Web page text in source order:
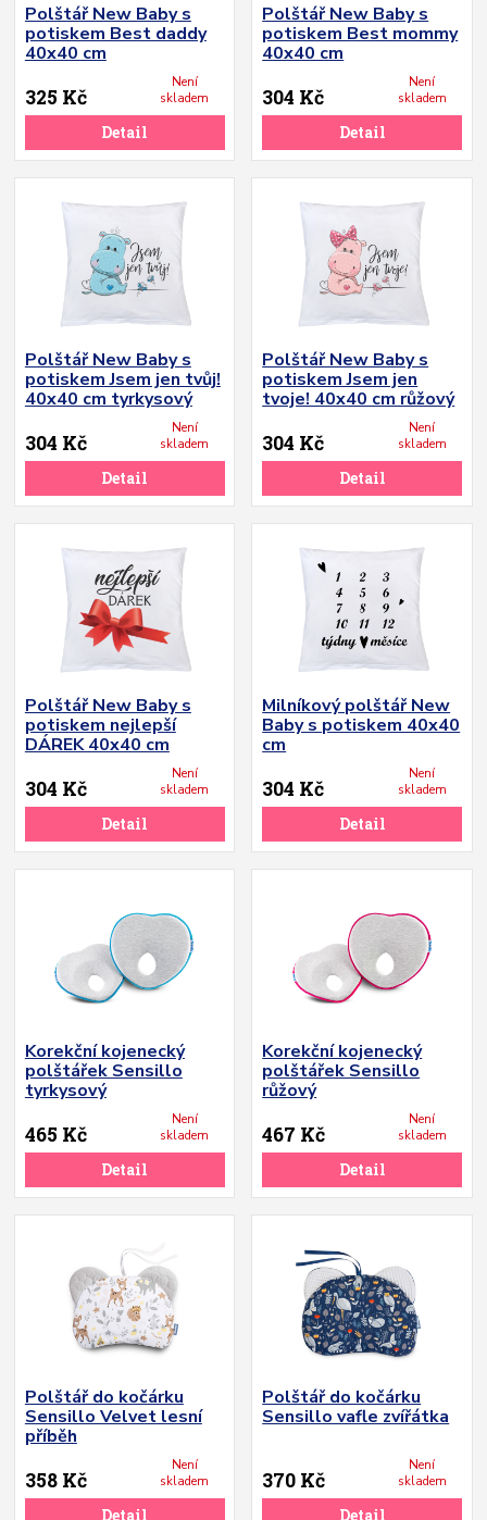
Polštář New Baby s
potiskem Best daddy
40x40 cm
325 Kč
Není
skladem
Detail
Polštář New Baby s
potiskem Best mommy
40x40 cm
304 Kč
Není
skladem
Detail
Polštář New Baby s
potiskem Jsem jen tvůj!
40x40 cm tyrkysový
304 Kč
Není
skladem
Detail
Polštář New Baby s
potiskem Jsem jen
tvoje! 40x40 cm růžový
304 Kč
Není
skladem
Detail
Polštář New Baby s
potiskem nejlepší
DÁREK 40x40 cm
304 Kč
Není
skladem
Detail
Milníkový polštář New
Baby s potiskem 40x40
cm
304 Kč
Není
skladem
Detail
Korekční kojenecký
polštářek Sensillo
tyrkysový
465 Kč
Není
skladem
Detail
Korekční kojenecký
polštářek Sensillo
růžový
467 Kč
Není
skladem
Detail
Polštář do kočárku
Sensillo Velvet lesní
příběh
358 Kč
Není
skladem
Detail
Polštář do kočárku
Sensillo vafle zvířátka
370 Kč
Není
skladem
Detail